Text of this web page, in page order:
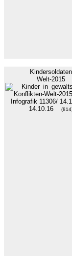
Kindersoldaten
Welt-2015
14.10.16